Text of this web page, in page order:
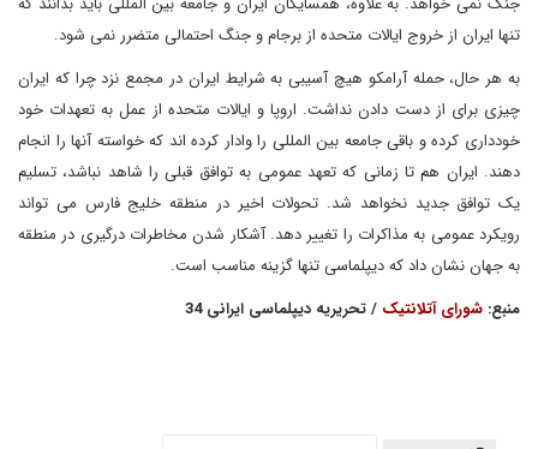
تنها ایران از خروج ایالات متحده از برجام و جنگ احتمالی متضرر نمی شود.
به هر حال، حمله آرامکو هیچ آسیبی به شرایط ایران در مجمع نزد چرا که ایران
چیزی برای از دست دادن نداشت. اروپا و ایالات متحده از عمل به تعهدات خود
خودداری کرده و باقی جامعه بین المللی را وادار کرده اند که خواسته آنها را انجام
دهند. ایران هم تا زمانی که تعهد عمومی به توافق قبلی را شاهد نباشد، تسلیم
یک توافق جدید نخواهد شد. تحولات اخیر در منطقه خلیج فارس می تواند
رویکرد عمومی به مذاکرات را تغییر دهد. آشکار شدن مخاطرات درگیری در منطقه
به جهان نشان داد که دیپلماسی تنها گزینه مناسب است.
منبع: شورای آتلانتیک / تحریریه دیپلماسی ایرانی 34